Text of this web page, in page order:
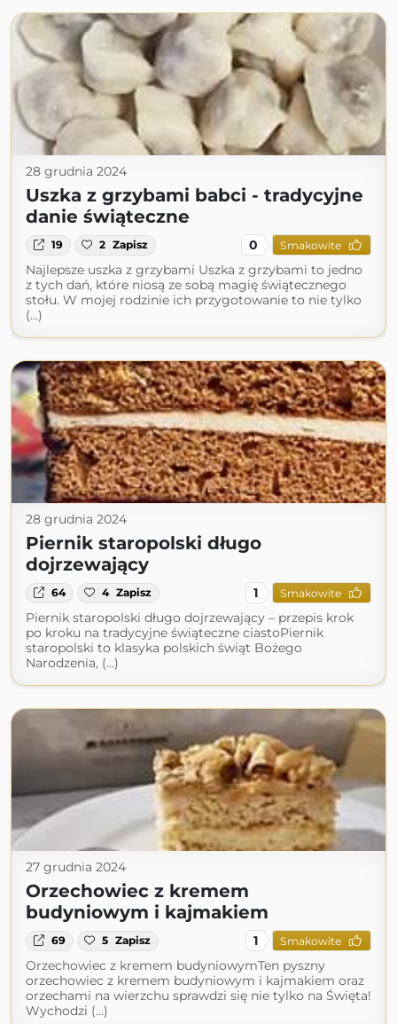
28 grudnia 2024
Uszka z grzybami babci - tradycyjne
danie świąteczne
19 2 Zapisz 0 Smakowite
Najlepsze uszka z grzybami Uszka z grzybami to jedno
z tych dań, które niosą ze sobą magię świątecznego
stołu. W mojej rodzinie ich przygotowanie to nie tylko
(...)
28 grudnia 2024
Piernik staropolski długo
dojrzewający
64 4 Zapisz 1 Smakowite
Piernik staropolski długo dojrzewający – przepis krok
po kroku na tradycyjne świąteczne ciastoPiernik
staropolski to klasyka polskich świąt Bożego
Narodzenia, (...)
27 grudnia 2024
Orzechowiec z kremem
budyniowym i kajmakiem
69 5 Zapisz 1 Smakowite
Orzechowiec z kremem budyniowymTen pyszny
orzechowiec z kremem budyniowym i kajmakiem oraz
orzechami na wierzchu sprawdzi się nie tylko na Święta!
Wychodzi (...)